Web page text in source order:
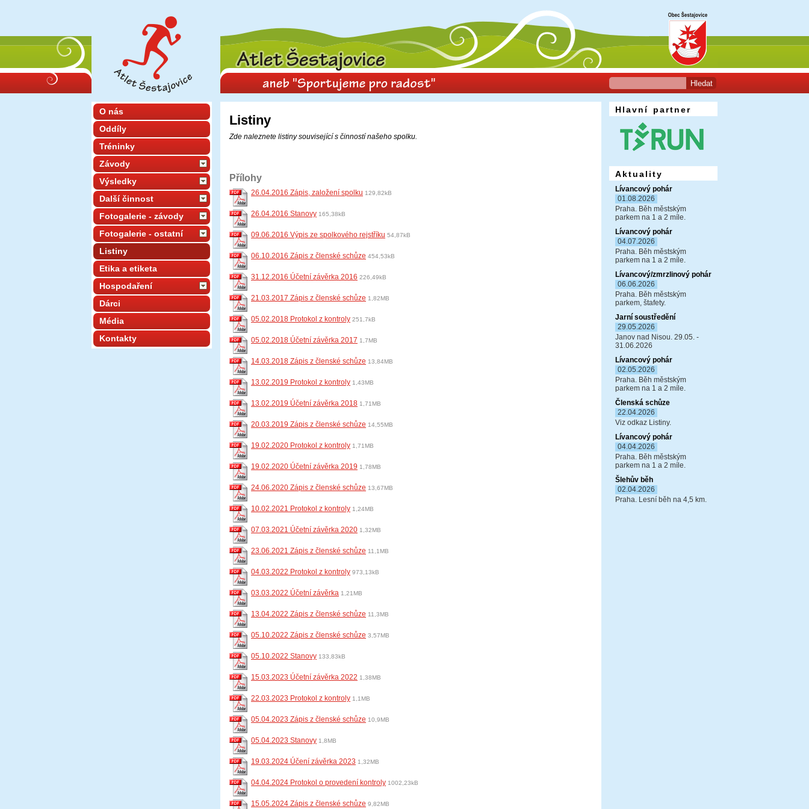
O nás
Oddíly
Tréninky
Závody
Výsledky
Další činnost
Fotogalerie - závody
Fotogalerie - ostatní
Listiny
Etika a etiketa
Hospodaření
Dárci
Média
Kontakty
Hlavní partner
Aktuality
Lívancový pohár
01.08.2026
Praha. Běh městským
parkem na 1 a 2 míle.
Lívancový pohár
04.07.2026
Praha. Běh městským
parkem na 1 a 2 míle.
Lívancový/zmrzlinový pohár
06.06.2026
Praha. Běh městským
parkem, štafety.
Jarní soustředění
29.05.2026
Janov nad Nisou. 29.05. -
31.06.2026
Lívancový pohár
02.05.2026
Praha. Běh městským
parkem na 1 a 2 míle.
Členská schůze
22.04.2026
Viz odkaz Listiny.
Lívancový pohár
04.04.2026
Praha. Běh městským
parkem na 1 a 2 míle.
Šlehův běh
02.04.2026
Praha. Lesní běh na 4,5 km.
Listiny
Zde naleznete listiny související s činností našeho spolku.
Přílohy
26.04.2016 Zápis, založení spolku 129,82kB
26.04.2016 Stanovy 165,38kB
09.06.2016 Výpis ze spolkového rejstříku 54,87kB
06.10.2016 Zápis z členské schůze 454,53kB
31.12.2016 Účetní závěrka 2016 226,49kB
21.03.2017 Zápis z členské schůze 1,82MB
05.02.2018 Protokol z kontroly 251,7kB
05.02.2018 Účetní závěrka 2017 1,7MB
14.03.2018 Zápis z členské schůze 13,84MB
13.02.2019 Protokol z kontroly 1,43MB
13.02.2019 Účetní závěrka 2018 1,71MB
20.03.2019 Zápis z členské schůze 14,55MB
19.02.2020 Protokol z kontroly 1,71MB
19.02.2020 Účetní závěrka 2019 1,78MB
24.06.2020 Zápis z členské schůze 13,67MB
10.02.2021 Protokol z kontroly 1,24MB
07.03.2021 Účetní závěrka 2020 1,32MB
23.06.2021 Zápis z členské schůze 11,1MB
04.03.2022 Protokol z kontroly 973,13kB
03.03.2022 Účetní závěrka 1,21MB
13.04.2022 Zápis z členské schůze 11,3MB
05.10.2022 Zápis z členské schůze 3,57MB
05.10.2022 Stanovy 133,83kB
15.03.2023 Účetní závěrka 2022 1,38MB
22.03.2023 Protokol z kontroly 1,1MB
05.04.2023 Zápis z členské schůze 10,9MB
05.04.2023 Stanovy 1,8MB
19.03.2024 Účení závěrka 2023 1,32MB
04.04.2024 Protokol o provedení kontroly 1002,23kB
15.05.2024 Zápis z členské schůze 9,82MB